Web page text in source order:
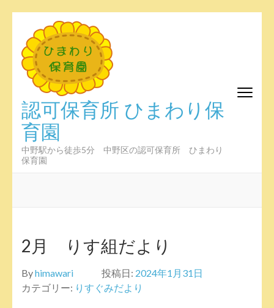
テ
ン
ス
キ
プ
(Enter
認可保育所 ひまわり保
育園
中野駅から徒歩5分 中野区の認可保育所 ひまわり
保育園
2月 りす組だより
Byhimawari 投稿日: 2024年1月31日
カテゴリー: りすぐみだより